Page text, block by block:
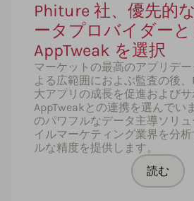
Phiture 社、優先的
ータプロバイダーと
AppTweak を選択
マーケットの最高のアプリデ
よる広範囲におよぶ監査の後
大アプリの成長を促進および
AppTweakとの連携を選んでい
のパワフルなデータ主導ソリ
イルマーケティング業界を分
ルな精度を提供します。
読む